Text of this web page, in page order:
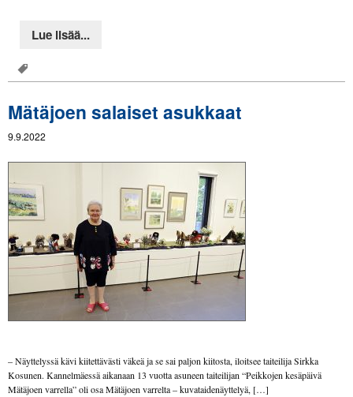
Lue lisää...
Mätäjoen salaiset asukkaat
9.9.2022
– Näyttelyssä kävi kiitettävästi väkeä ja se sai paljon kiitosta, iloitsee taiteilija Sirkka
Kosunen. Kannelmäessä aikanaan 13 vuotta asuneen taiteilijan “Peikkojen kesäpäivä
Mätäjoen varrella” oli osa Mätäjoen varrelta – kuvataidenäyttelyä, […]